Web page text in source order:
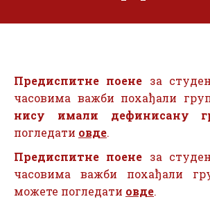
Предиспитне поене за
часовима важби похађали
нису имали дефинисану
погледати овде.
Предиспитне поене за
часовима важби похађали
можете погледати овде.